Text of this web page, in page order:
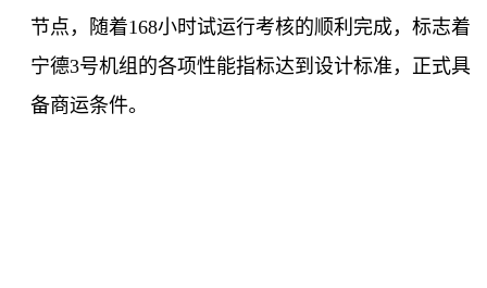
节点，随着168小时试运行考核的顺利完成，标志着
宁德3号机组的各项性能指标达到设计标准，正式具
备商运条件。